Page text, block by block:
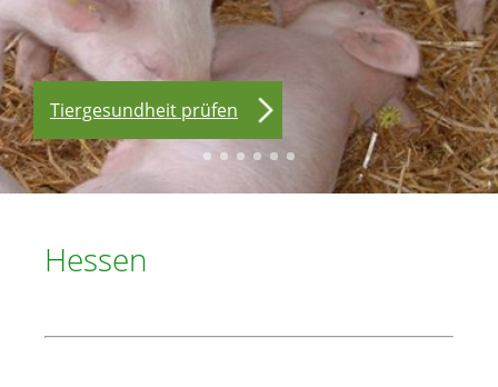
Tiere beobachten
Notfallhilfe
Start Kupierverzicht
Selbsteinschätzung
Beschäftigung bieten
Tiergesundheit prüfen
Hessen